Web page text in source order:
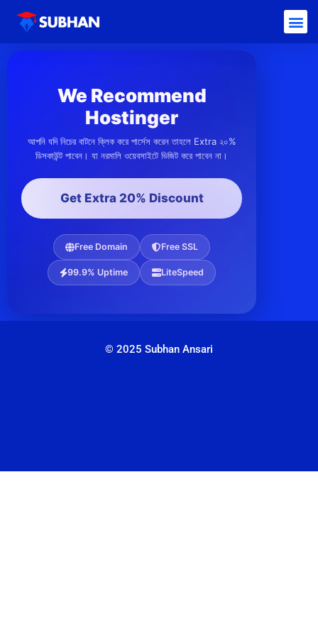
We Recommend
Hostinger
আপনি যদি নিচের বাটনে ক্লিক করে পার্সেস করেন তাহলে Extra ২০%
ডিসকাউন্ট পাবেন। যা নরমালি ওয়েবসাইটে ভিজিট করে পাবেন না।
Get Extra 20% Discount
Free Domain Free SSL
99.9% Uptime LiteSpeed
© 2025 Subhan Ansari